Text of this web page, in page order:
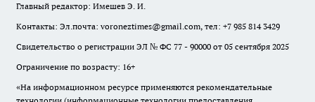
Главный редактор: Имешев Э. И.
Контакты: Эл.почта: voroneztimes@gmail.com, тел: +7 985 814 3429
Свидетельство о регистрации ЭЛ № ФС 77 - 90000 от 05 сентября 2025
Ограничение по возрасту: 16+
«На информационном ресурсе применяются рекомендательные